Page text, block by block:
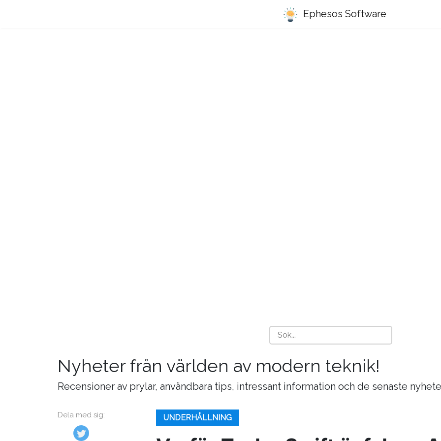
Ephesos Software
Nyheter från världen av modern teknik!
Recensioner av prylar, användbara tips, intressant information och de senaste
Dela med sig: UNDERHÅLLNING